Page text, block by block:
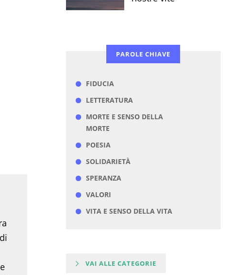
PAROLE CHIAVE
FIDUCIA
LETTERATURA
MORTE E SENSO DELLA
MORTE
POESIA
SOLIDARIETÀ
SPERANZA
VALORI
VITA E SENSO DELLA VITA
VAI ALLE CATEGORIE